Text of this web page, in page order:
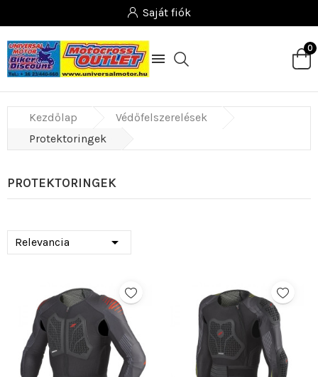
Saját fiók

0
Kezdőlap
Védőfelszerelések
Protektoringek
PROTEKTORINGEK
Relevancia 